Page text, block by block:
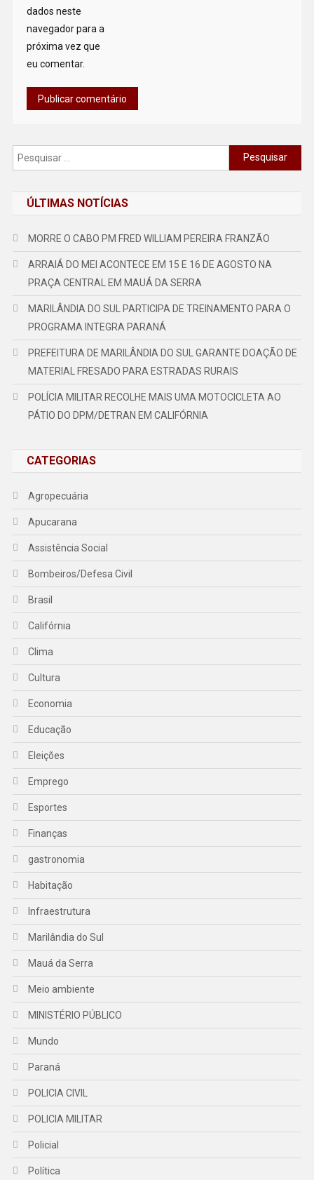
dados neste
navegador para a
próxima vez que
eu comentar.
Pesquisar
por:
ÚLTIMAS NOTÍCIAS
MORRE O CABO PM FRED WILLIAM PEREIRA FRANZÃO
ARRAIÁ DO MEI ACONTECE EM 15 E 16 DE AGOSTO NA
PRAÇA CENTRAL EM MAUÁ DA SERRA
MARILÂNDIA DO SUL PARTICIPA DE TREINAMENTO PARA O
PROGRAMA INTEGRA PARANÁ
PREFEITURA DE MARILÂNDIA DO SUL GARANTE DOAÇÃO DE
MATERIAL FRESADO PARA ESTRADAS RURAIS
POLÍCIA MILITAR RECOLHE MAIS UMA MOTOCICLETA AO
PÁTIO DO DPM/DETRAN EM CALIFÓRNIA
CATEGORIAS
Agropecuária
Apucarana
Assistência Social
Bombeiros/Defesa Civil
Brasil
Califórnia
Clima
Cultura
Economia
Educação
Eleições
Emprego
Esportes
Finanças
gastronomia
Habitação
Infraestrutura
Marilândia do Sul
Mauá da Serra
Meio ambiente
MINISTÉRIO PÚBLICO
Mundo
Paraná
POLICIA CIVIL
POLICIA MILITAR
Policial
Política